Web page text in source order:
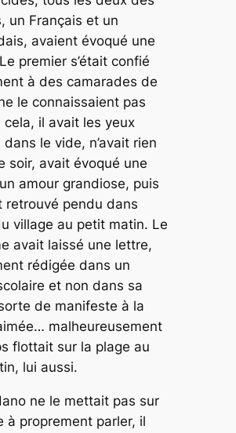
un Français et un
avaient évoqué une
premier s’était confié
à des camarades de
le connaissaient pas
cela, il avait les yeux
le vide, n’avait rien
soir, avait évoqué une
amour grandiose, puis
retrouvé pendu dans
village au petit matin. Le
avait laissé une lettre,
rédigée dans un
et non dans sa
de manifeste à la
malheureusement
flottait sur la plage au
lui aussi.
ne le mettait pas sur
à proprement parler, il